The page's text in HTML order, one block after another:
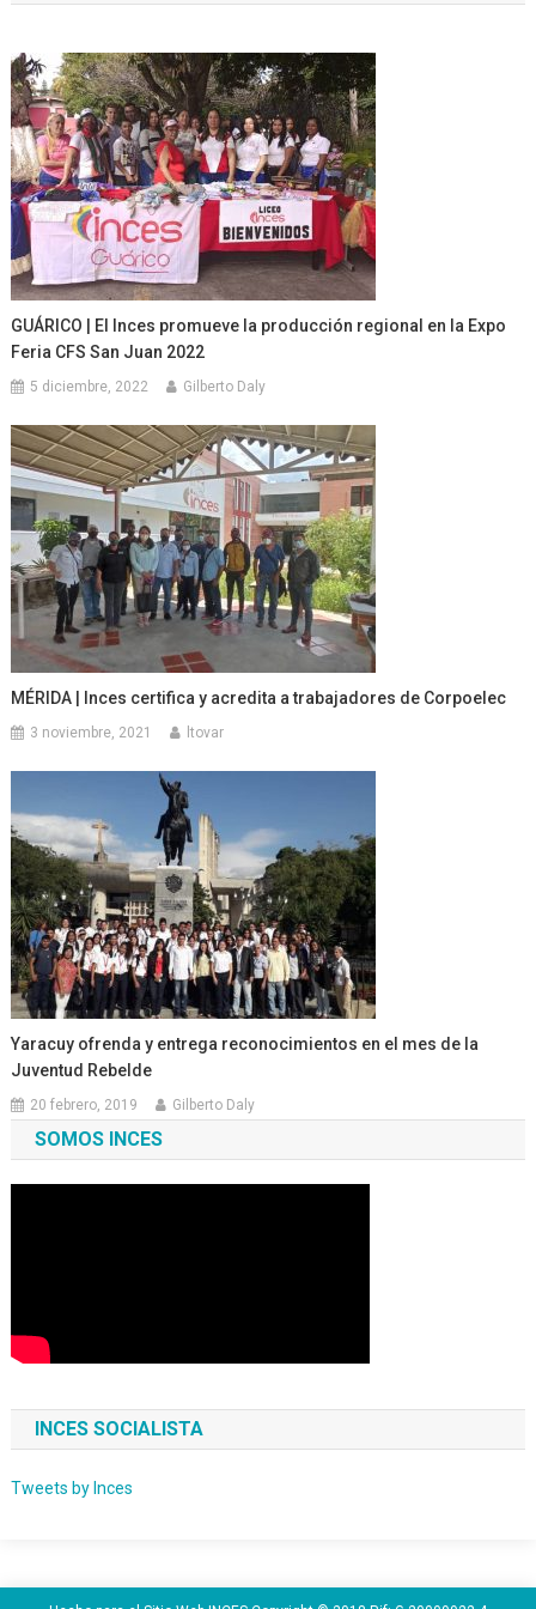
GUÁRICO | El Inces promueve la producción regional en la Expo
Feria CFS San Juan 2022
5 diciembre, 2022 Gilberto Daly
MÉRIDA | Inces certifica y acredita a trabajadores de Corpoelec
3 noviembre, 2021 ltovar
Yaracuy ofrenda y entrega reconocimientos en el mes de la
Juventud Rebelde
20 febrero, 2019 Gilberto Daly
SOMOS INCES
INCES SOCIALISTA
Tweets by Inces